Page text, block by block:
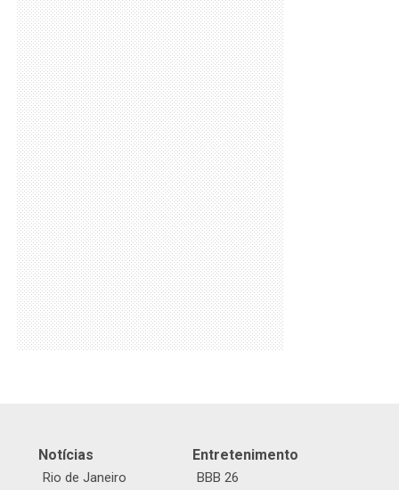
Notícias
Rio de Janeiro
Entretenimento
BBB 26